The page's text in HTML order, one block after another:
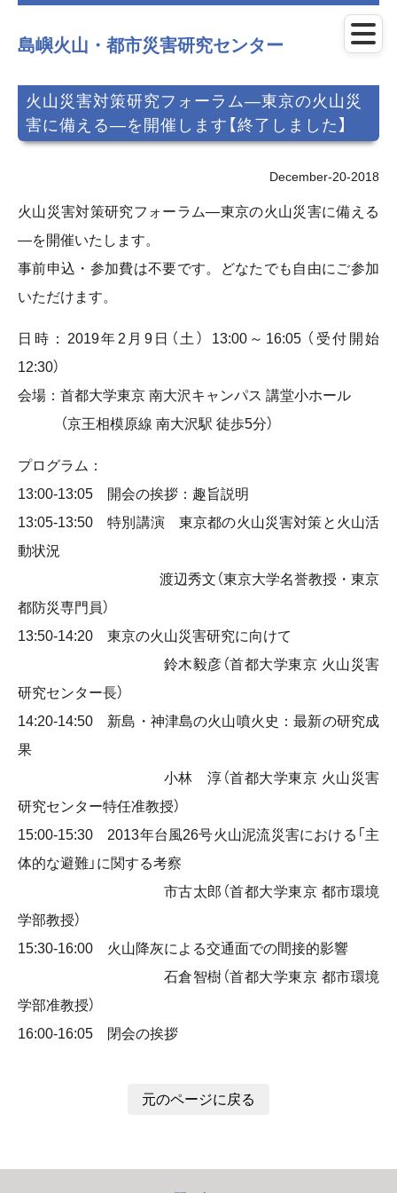
島嶼火山・都市災害研究センター
火山災害対策研究フォーラム―東京の火山災
害に備える―を開催します【終了しました】
December-20-2018
火山災害対策研究フォーラム―東京の火山災害に備える
―を開催いたします。
事前申込・参加費は不要です。どなたでも自由にご参加
いただけます。
日時：2019年2月9日（土） 13:00～16:05 （受付開始
12:30）
会場：首都大学東京 南大沢キャンパス 講堂小ホール
（京王相模原線 南大沢駅 徒歩5分）
プログラム：
13:00-13:05 開会の挨拶：趣旨説明
13:05-13:50 特別講演 東京都の火山災害対策と火山活
動状況
渡辺秀文（東京大学名誉教授・東京
都防災専門員）
13:50-14:20 東京の火山災害研究に向けて
鈴木毅彦（首都大学東京 火山災害
研究センター長）
14:20-14:50 新島・神津島の火山噴火史：最新の研究成
果
小林 淳（首都大学東京 火山災害
研究センター特任准教授）
15:00-15:30 2013年台風26号火山泥流災害における「主
体的な避難」に関する考察
市古太郎（首都大学東京 都市環境
学部教授）
15:30-16:00 火山降灰による交通面での間接的影響
石倉智樹（首都大学東京 都市環境
学部准教授）
16:00-16:05 閉会の挨拶
元のページに戻る